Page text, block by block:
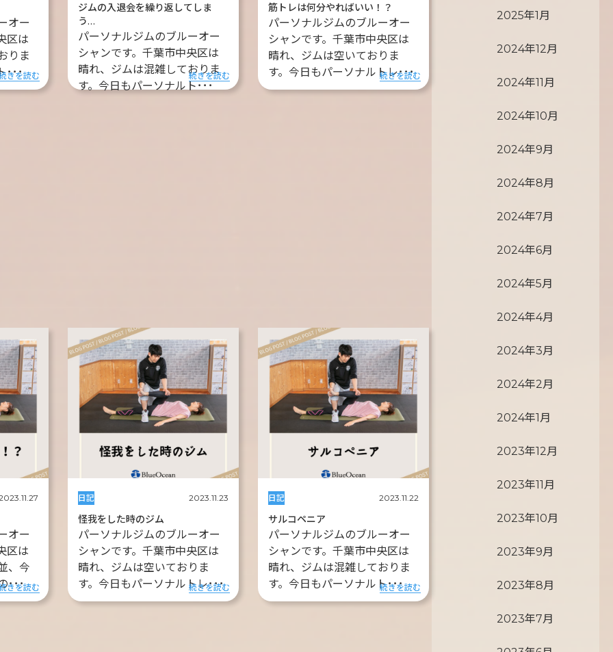
オー
区は
りま
･･･
きを読む
ジムの入退会を繰り返してしま
う…
パーソナルジムのブルーオー
シャンです。千葉市中央区は
晴れ、ジムは混雑しておりま
す。今日もパーソナルト･･･
続きを読む
筋トレは何分やればいい！？
パーソナルジムのブルーオー
シャンです。千葉市中央区は
晴れ、ジムは空いておりま
す。今日もパーソナルトレ･･･
続きを読む
オー
区は
、今
･･･
きを読む
日記 2023.11.23
怪我をした時のジム
パーソナルジムのブルーオー
シャンです。千葉市中央区は
晴れ、ジムは空いておりま
す。今日もパーソナルトレ･･･
続きを読む
日記 2023.11.22
サルコペニア
パーソナルジムのブルーオー
シャンです。千葉市中央区は
晴れ、ジムは混雑しておりま
す。今日もパーソナルト･･･
続きを読む
2025年1月
2024年12月
2024年11月
2024年10月
2024年9月
2024年8月
2024年7月
2024年6月
2024年5月
2024年4月
2024年3月
2024年2月
2024年1月
2023年12月
2023年11月
2023年10月
2023年9月
2023年8月
2023年7月